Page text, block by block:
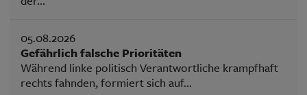
05.08.2026
Gefährlich falsche Prioritäten
Während linke politisch Verantwortliche krampfhaft
rechts fahnden, formiert sich auf...